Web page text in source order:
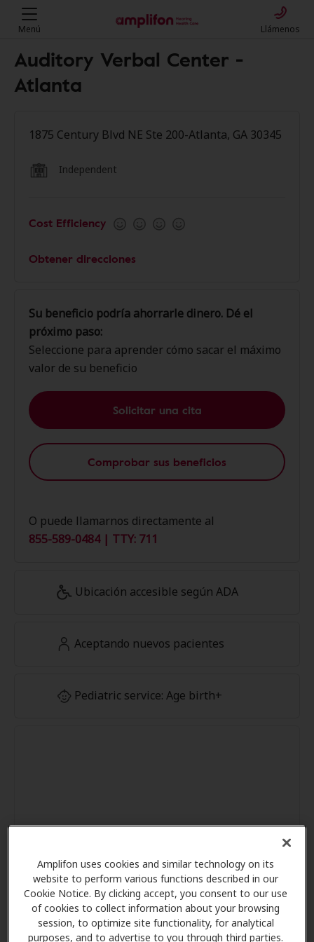
Amplifon uses cookies and similar technology on its
website to perform various functions described in our
Cookie Notice. By clicking accept, you consent to our use
of cookies to collect information about your browsing
session, to optimize site functionality, for analytical
purposes, and to advertise to you through third parties.
Menú Llámenos
Auditory Verbal Center -
Atlanta
1875 Century Blvd NE Ste 200-Atlanta, GA 30345
Independent
Cost Efficiency
Obtener direcciones
Su beneficio podría ahorrarle dinero. Dé el
próximo paso:
Seleccione para aprender cómo sacar el máximo
valor de su beneficio
Solicitar una cita
Comprobar sus beneficios
O puede llamarnos directamente al
855-589-0484 | TTY: 711
Ubicación accesible según ADA
Aceptando nuevos pacientes
Pediatric service: Age birth+